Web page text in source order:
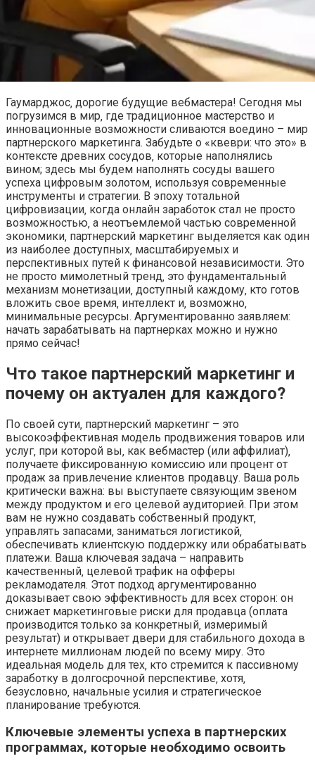
Гаумарджос‚ дорогие будущие вебмастера! Сегодня мы
погрузимся в мир‚ где традиционное мастерство и
инновационные возможности сливаются воедино – мир
партнерского маркетинга. Забудьте о «квеври: что это» в
контексте древних сосудов‚ которые наполнялись
вином; здесь мы будем наполнять сосуды вашего
успеха цифровым золотом‚ используя современные
инструменты и стратегии. В эпоху тотальной
цифровизации‚ когда онлайн заработок стал не просто
возможностью‚ а неотъемлемой частью современной
экономики‚ партнерский маркетинг выделяется как один
из наиболее доступных‚ масштабируемых и
перспективных путей к финансовой независимости. Это
не просто мимолетный тренд‚ это фундаментальный
механизм монетизации‚ доступный каждому‚ кто готов
вложить свое время‚ интеллект и‚ возможно‚
минимальные ресурсы. Аргументированно заявляем:
начать зарабатывать на партнерках можно и нужно
прямо сейчас!
Что такое партнерский маркетинг и
почему он актуален для каждого?
По своей сути‚ партнерский маркетинг – это
высокоэффективная модель продвижения товаров или
услуг‚ при которой вы‚ как вебмастер (или аффилиат)‚
получаете фиксированную комиссию или процент от
продаж за привлечение клиентов продавцу. Ваша роль
критически важна: вы выступаете связующим звеном
между продуктом и его целевой аудиторией. При этом
вам не нужно создавать собственный продукт‚
управлять запасами‚ заниматься логистикой‚
обеспечивать клиентскую поддержку или обрабатывать
платежи. Ваша ключевая задача – направить
качественный‚ целевой трафик на офферы
рекламодателя. Этот подход аргументированно
доказывает свою эффективность для всех сторон: он
снижает маркетинговые риски для продавца (оплата
производится только за конкретный‚ измеримый
результат) и открывает двери для стабильного дохода в
интернете миллионам людей по всему миру. Это
идеальная модель для тех‚ кто стремится к пассивному
заработку в долгосрочной перспективе‚ хотя‚
безусловно‚ начальные усилия и стратегическое
планирование требуются.
Ключевые элементы успеха в партнерских
программах‚ которые необходимо освоить